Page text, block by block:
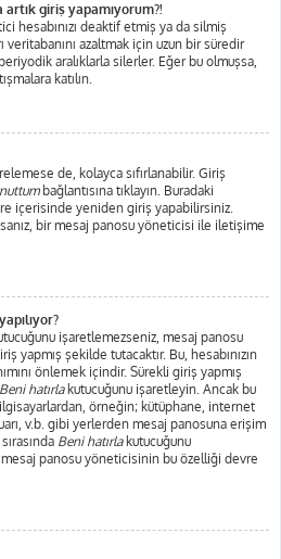
giriş yapamıyorum?!
hesabınızı deaktif etmiş ya da silmiş
veritabanını azaltmak için uzun bir süredir
aralıklarla silerler. Eğer bu olmuşsa,
katılın.
de, kolayca sıfırlanabilir. Giriş
bağlantısına tıklayın. Buradaki
içerisinde yeniden giriş yapabilirsiniz.
bir mesaj panosu yöneticisi ile iletişime
işaretlemezseniz, mesaj panosu
yapmış şekilde tutacaktır. Bu, hesabınızın
önlemek içindir. Sürekli giriş yapmış
Beni hatırlakutucuğunu işaretleyin. Ancak bu
örneğin; kütüphane, internet
v.b. gibi yerlerden mesaj panosuna erişim
Beni hatırlakutucuğunu
mesaj panosu yöneticisinin bu özelliği devre